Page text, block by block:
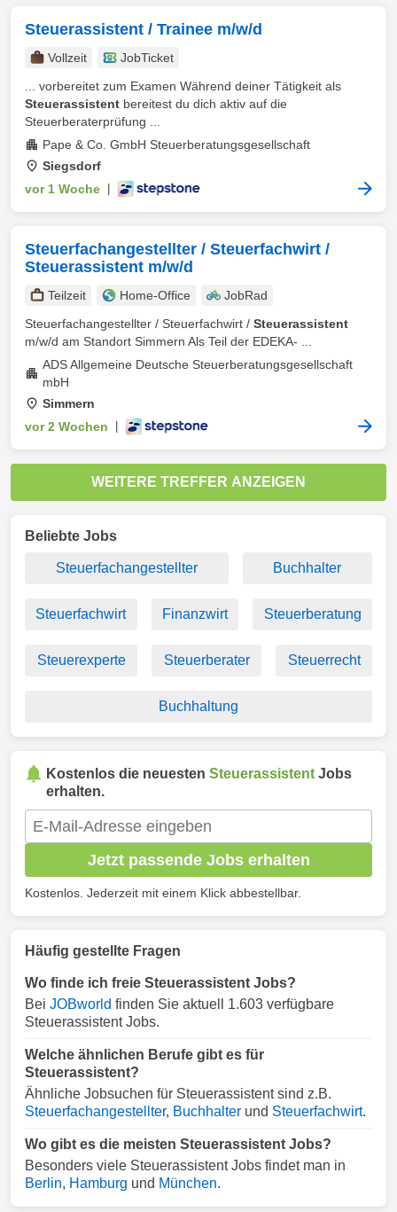
Steuerassistent / Trainee m/w/d
Vollzeit
JobTicket
... vorbereitet zum Examen Während deiner Tätigkeit als
Steuerassistent bereitest du dich aktiv auf die
Steuerberaterprüfung ...
Pape & Co. GmbH Steuerberatungsgesellschaft
Siegsdorf
vor 1 Woche
Steuerfachangestellter / Steuerfachwirt /
Steuerassistent m/w/d
Teilzeit Home-Office
JobRad
Steuerfachangestellter / Steuerfachwirt / Steuerassistent
m/w/d am Standort Simmern Als Teil der EDEKA- ...
ADS Allgemeine Deutsche Steuerberatungsgesellschaft
mbH
Simmern
vor 2 Wochen
WEITERE TREFFER ANZEIGEN
Beliebte Jobs
Steuerfachangestellter Buchhalter
Steuerfachwirt Finanzwirt Steuerberatung
Steuerexperte Steuerberater Steuerrecht
Buchhaltung
Kostenlos die neuesten Steuerassistent Jobs
erhalten.
Jetzt passende Jobs erhalten
Kostenlos. Jederzeit mit einem Klick abbestellbar.
Häufig gestellte Fragen
Wo finde ich freie Steuerassistent Jobs?
Bei JOBworld finden Sie aktuell 1.603 verfügbare
Steuerassistent Jobs.
Welche ähnlichen Berufe gibt es für
Steuerassistent?
Ähnliche Jobsuchen für Steuerassistent sind z.B.
Steuerfachangestellter, Buchhalter und Steuerfachwirt.
Wo gibt es die meisten Steuerassistent Jobs?
Besonders viele Steuerassistent Jobs findet man in
Berlin, Hamburg und München.